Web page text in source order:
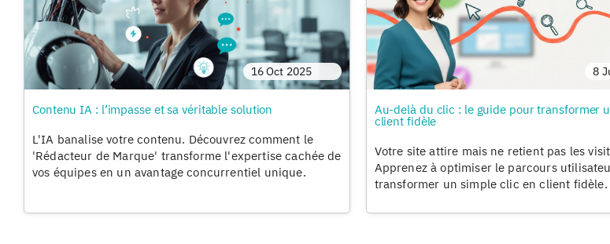
16 Oct 2025
Contenu IA : l’impasse et sa véritable solution
L'IA banalise votre contenu. Découvrez comment le
'Rédacteur de Marque' transforme l'expertise cachée de
vos équipes en un avantage concurrentiel unique.
8
Au-delà du clic : le guide pour transformer
client fidèle
Votre site attire mais ne retient pas les
Apprenez à optimiser le parcours
transformer un simple clic en client fidèle.